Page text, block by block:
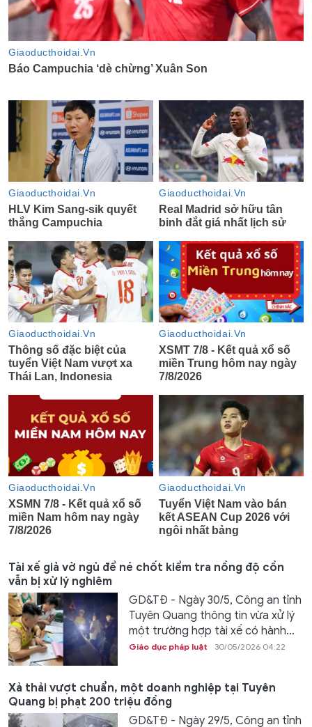
Tài xế giả vờ ngủ để né chốt kiểm tra nồng độ cồn
vẫn bị xử lý nghiêm
GD&TĐ - Ngày 30/5, Công an tỉnh
Tuyên Quang thông tin vừa xử lý
một trường hợp tài xế có hành...
Giáo dục pháp luật 30/05/2026 04:22
Xả thải vượt chuẩn, một doanh nghiệp tại Tuyên
Quang bị phạt 200 triệu đồng
GD&TĐ - Ngày 29/5, Công an tỉnh